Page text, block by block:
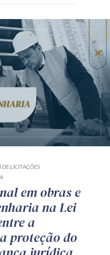
DE LICITAÇÕES
em obras e
na Lei
a
proteção do